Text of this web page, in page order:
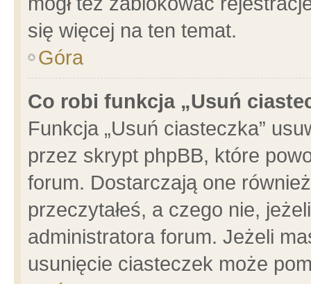
się więcej na ten temat.
Góra
Co robi funkcja „Usuń
Funkcja „Usuń ciasteczka”
przez skrypt phpBB, które
forum. Dostarczają one
przeczytałeś, a czego nie,
administratora forum. Jeżeli
usunięcie ciasteczek może